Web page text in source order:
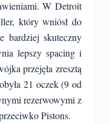
W Detroit
który wniósł do
bardziej skuteczny
lepszy spacing i
przejęła zresztą
21 oczek (9 od
rezerwowymi z
Pistons.